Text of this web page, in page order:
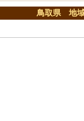
鳥取県 地